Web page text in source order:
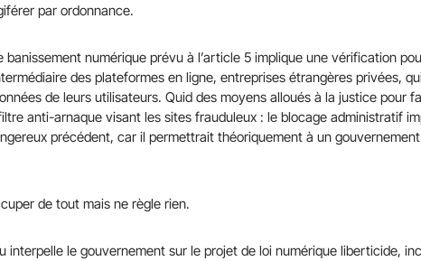
par ordonnance.
numérique prévu à l’article 5 implique une vérification
des plateformes en ligne, entreprises étrangères privées,
de leurs utilisateurs. Quid des moyens alloués à la justice pour
anti-arnaque visant les sites frauduleux : le blocage administratif
précédent, car il permettrait théoriquement à un gouvernement
de tout mais ne règle rien.
interpelle le gouvernement sur le projet de loi numérique liberticide,